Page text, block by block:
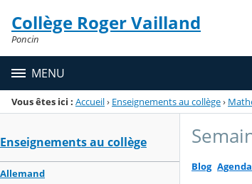
Menu de la rubrique
Contenu
Collège Roger Vailland
Poncin
MENU
Vous êtes ici : Accueil› Enseignements au collège›
Enseignements au collège
Allemand
Blog Agenda